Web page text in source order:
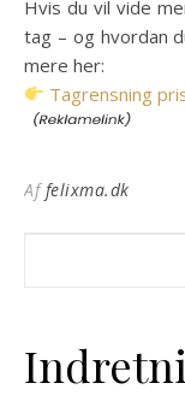
Hvis du vil vide
tag – og hvordan
mere her:
Tagrensning
Af felixma.dk